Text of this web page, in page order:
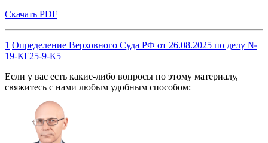
Скачать PDF
1 Определение Верховного Суда РФ от 26.08.2025 по делу №
19-КГ25-9-К5
Если у вас есть какие-либо вопросы по этому материалу,
свяжитесь с нами любым удобным способом: